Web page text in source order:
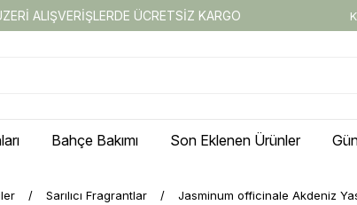
ALIŞVERİŞLERDE ÜCRETSİZ KARGO
Bahçe Bakımı Son Eklenen Ürünler
Sarılıcı Fragrantlar Jasminum officinale Akdeniz